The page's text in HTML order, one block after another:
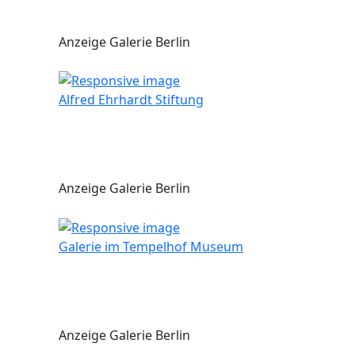
Anzeige Galerie Berlin
Alfred Ehrhardt Stiftung
Anzeige Galerie Berlin
Galerie im Tempelhof Museum
Anzeige Galerie Berlin